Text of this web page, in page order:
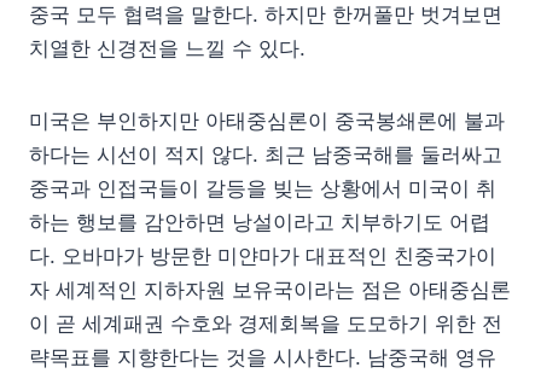
중국 모두 협력을 말한다. 하지만 한꺼풀만 벗겨보면
치열한 신경전을 느낄 수 있다.
미국은 부인하지만 아태중심론이 중국봉쇄론에 불과
하다는 시선이 적지 않다. 최근 남중국해를 둘러싸고
중국과 인접국들이 갈등을 빚는 상황에서 미국이 취
하는 행보를 감안하면 낭설이라고 치부하기도 어렵
다. 오바마가 방문한 미얀마가 대표적인 친중국가이
자 세계적인 지하자원 보유국이라는 점은 아태중심론
이 곧 세계패권 수호와 경제회복을 도모하기 위한 전
략목표를 지향한다는 것을 시사한다. 남중국해 영유